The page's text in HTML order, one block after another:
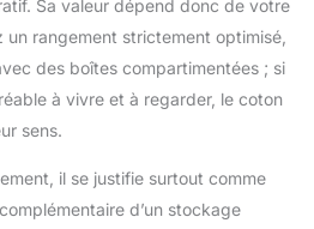
Sa valeur dépend donc de votre
rangement strictement optimisé,
des boîtes compartimentées ; si
à vivre et à regarder, le coton
sens.
il se justifie surtout comme
d’un stockage